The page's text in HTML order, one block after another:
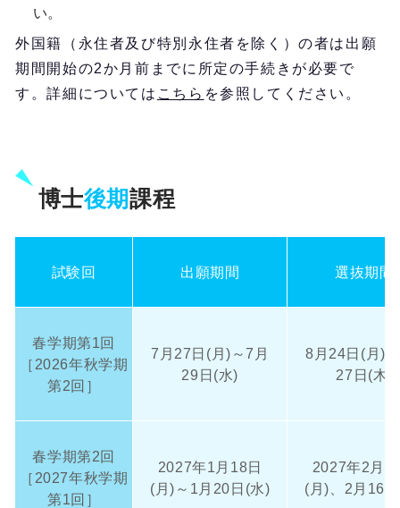
い。
外国籍（永住者及び特別永住者を除く）の者は出願
期間開始の2か月前までに所定の手続きが必要で
す。詳細については こちら を参照してください。
博士後期課程
試験回 出願期間 選抜期間
春学期第1回
［2026年秋学期
第2回］
7月27日(月)～7月
29日(水)
8月24日(月)
27日(木)
春学期第2回
［2027年秋学期
第1回］
2027年1月18日
(月)～1月20日(水)
2027年2月
(月)、2月16